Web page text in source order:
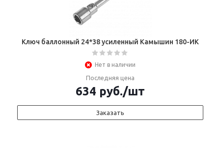
Ключ баллонный 24*38 усиленный Камышин 180-ИК
Нет в наличии
Последняя цена
634 руб./шт
Заказать